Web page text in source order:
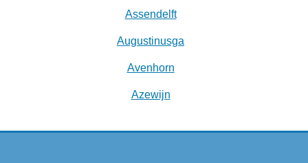
Assendelft
Augustinusga
Avenhorn
Azewijn